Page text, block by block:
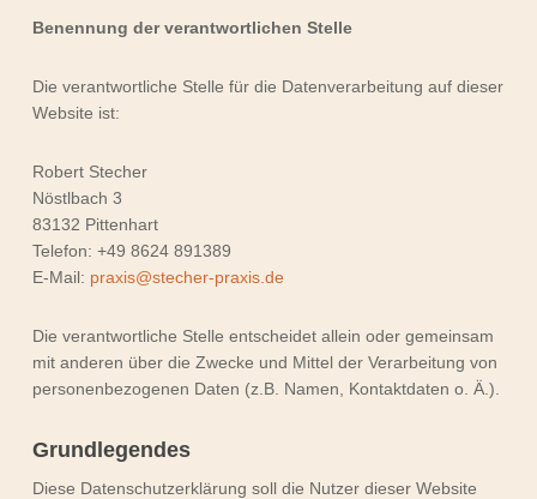
Benennung der verantwortlichen Stelle
Die verantwortliche Stelle für die Datenverarbeitung auf dieser
Website ist:
Robert Stecher
Nöstlbach 3
83132 Pittenhart
Telefon: +49 8624 891389
E-Mail: praxis@stecher-praxis.de
Die verantwortliche Stelle entscheidet allein oder gemeinsam
mit anderen über die Zwecke und Mittel der Verarbeitung von
personenbezogenen Daten (z.B. Namen, Kontaktdaten o. Ä.).
Grundlegendes
Diese Datenschutzerklärung soll die Nutzer dieser Website